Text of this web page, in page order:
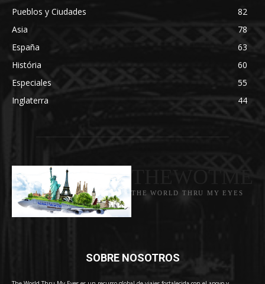
Pueblos y Ciudades
82
Asia
78
España
63
História
60
Especiales
55
Inglaterra
44
THE WORLD THRU MY EYES
SOBRE NOSOTROS